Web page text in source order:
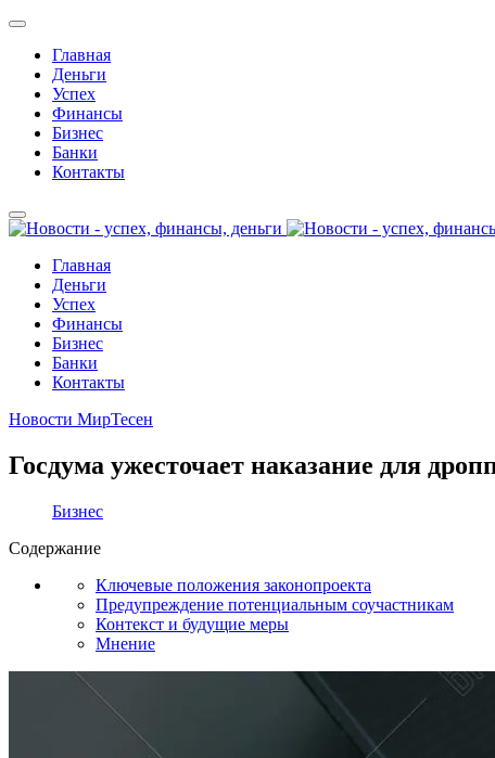
Главная
Деньги
Успех
Финансы
Бизнес
Банки
Контакты
Главная
Деньги
Успех
Финансы
Бизнес
Банки
Контакты
Новости МирТесен
Госдума ужесточает наказание для
Бизнес
Содержание
Ключевые положения законопроекта
Предупреждение потенциальным соучастникам
Контекст и будущие меры
Мнение